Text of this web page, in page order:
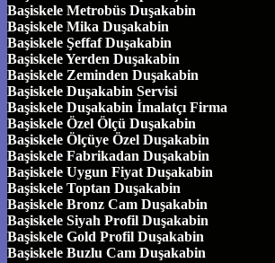
Başiskele Metrobüs Duşakabin
Başiskele Mika Duşakabin
Başiskele Şeffaf Duşakabin
Başiskele Yerden Duşakabin
Başiskele Zeminden Duşakabin
Başiskele Duşakabin Servisi
Başiskele Duşakabin İmalatçı Firma
Başiskele Özel Ölçü Duşakabin
Başiskele Ölçüye Özel Duşakabin
Başiskele Fabrikadan Duşakabin
Başiskele Uygun Fiyat Duşakabin
Başiskele Toptan Duşakabin
Başiskele Bronz Cam Duşakabin
Başiskele Siyah Profil Duşakabin
Başiskele Gold Profil Duşakabin
Başiskele Buzlu Cam Duşakabin